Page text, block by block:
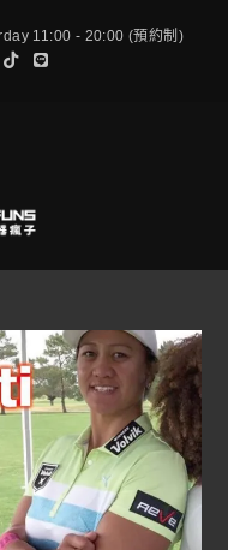
11:00 - 20:00 (預約制)